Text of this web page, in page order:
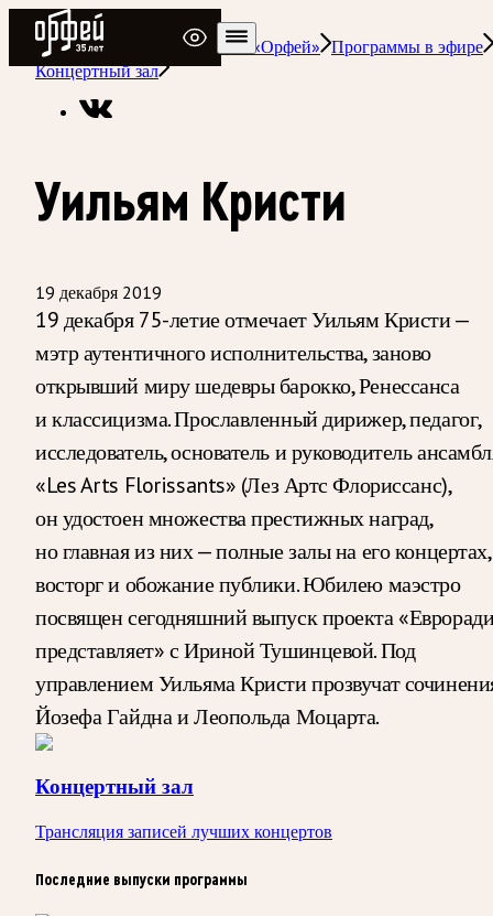
Радио Орфей
Радио классической музыки «Орфей» Программы в эфире
Концертный зал
Уильям Кристи
19 декабря 2019
19 декабря 75-летие отмечает Уильям Кристи —
мэтр аутентичного исполнительства, заново
открывший миру шедевры барокко, Ренессанса
и классицизма. Прославленный дирижер, педагог,
исследователь, основатель и руководитель
«Les Arts Florissants» (Лез Артс Флориссанс),
он удостоен множества престижных наград,
но главная из них — полные залы на его концертах,
восторг и обожание публики. Юбилею маэстро
посвящен сегодняшний выпуск проекта
представляет» с Ириной Тушинцевой. Под
управлением Уильяма Кристи прозвучат
Йозефа Гайдна и Леопольда Моцарта.
Концертный зал
Трансляция записей лучших концертов
Последние выпуски программы